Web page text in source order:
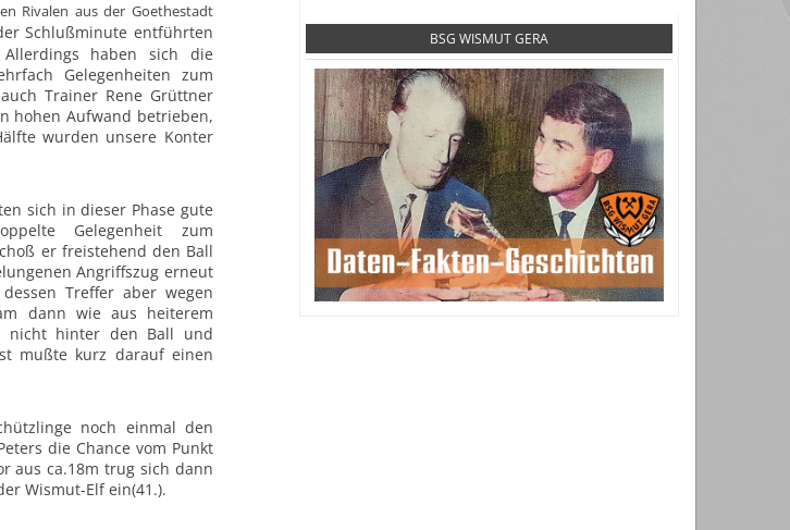
Rivalen aus der Goethestadt
Schlußminute entführten
Allerdings haben sich die
Gelegenheiten zum
Trainer Rene Grüttner
hohen Aufwand betrieben,
wurden unsere Konter
sich in dieser Phase gute
Gelegenheit zum
er freistehend den Ball
Angriffszug erneut
Treffer aber wegen
dann wie aus heiterem
nicht hinter den Ball und
mußte kurz darauf einen
noch einmal den
die Chance vom Punkt
aus ca.18m trug sich dann
Wismut-Elfein(41.).
BSG WISMUT GERA